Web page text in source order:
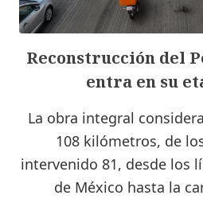
Reconstrucción del
entra en su
La obra integral
108 kilómetros, de
intervenido 81, desde los
de México hasta la